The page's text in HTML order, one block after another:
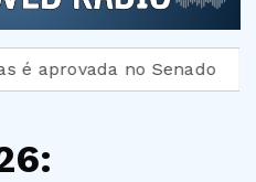
no Senado